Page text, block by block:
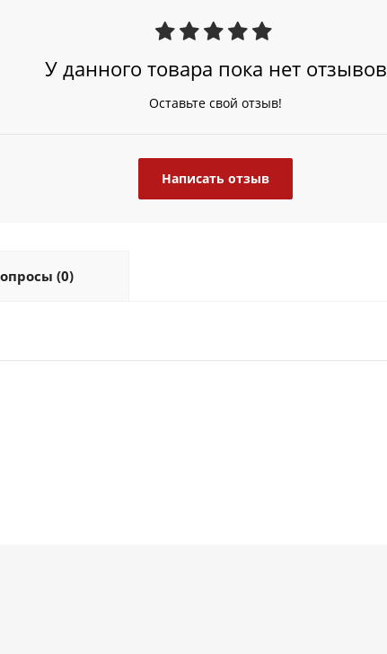
У данного товара пока нет отзывов
Оставьте свой отзыв!
Написать отзыв
(0)